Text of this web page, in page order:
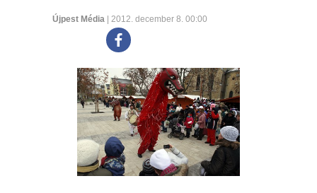
Újpest Média | 2012. december 8. 00:00